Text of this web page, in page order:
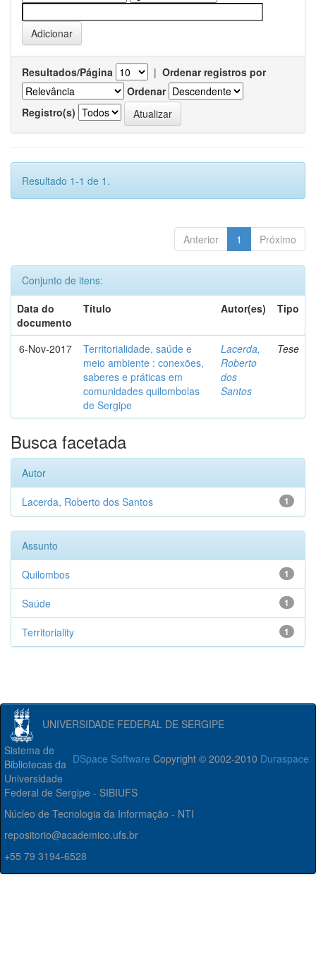
Resultados/Página | Ordenar registros por
Ordenar
Registro(s)
Resultado 1-1 de 1.
Anterior 1 Próximo
Conjunto de itens:
Data do
documento
Título Autor(es) Tipo
6-Nov-2017
Territorialidade, saúde e
meio ambiente : conexões,
saberes e práticas em
comunidades quilombolas
de Sergipe
Lacerda,
Roberto
dos
Santos
Tese
Busca facetada
Autor
1
Lacerda, Roberto dos Santos
Assunto
1
Quilombos
1
Saúde
1
Territoriality
UNIVERSIDADE FEDERAL DE SERGIPE
DSpace Software Copyright © 2002-2010 Duraspace
Sistema de
Bibliotecas da
Universidade
Federal de Sergipe - SIBIUFS
Núcleo de Tecnologia da Informação - NTI
repositorio@academico.ufs.br
+55 79 3194-6528